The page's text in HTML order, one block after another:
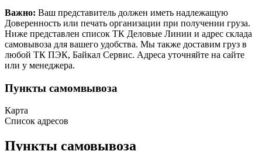
Важно: Ваш представитель должен иметь надлежащую
Доверенность или печать организации при получении груза.
Ниже представлен список ТК Деловые Линии и адрес склада
самовывоза для вашего удобства. Мы также доставим груз в
любой ТК ПЭК, Байкал Сервис. Адреса уточняйте на сайте
или у менеджера.
Пункты самомвывоза
Карта
Список адресов
Пункты самовывоза